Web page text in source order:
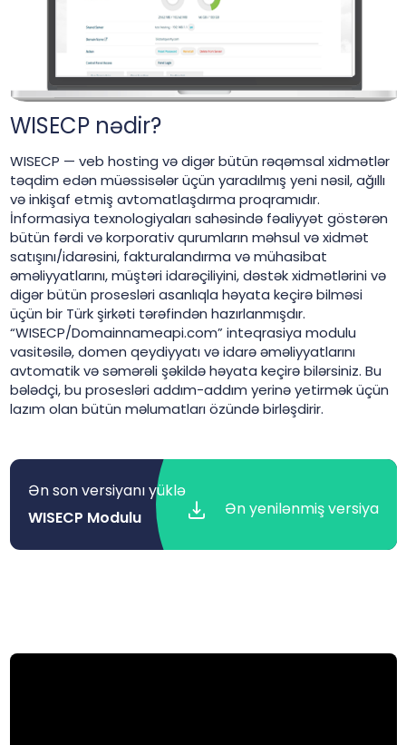
WISECP nədir?
WISECP — veb hosting və digər bütün rəqəmsal xidmətlər
təqdim edən müəssisələr üçün yaradılmış yeni nəsil, ağıllı
və inkişaf etmiş avtomatlaşdırma proqramıdır.
İnformasiya texnologiyaları sahəsində fəaliyyət göstərən
bütün fərdi və korporativ qurumların məhsul və xidmət
satışını/idarəsini, fakturalandırma və mühasibat
əməliyyatlarını, müştəri idarəçiliyini, dəstək xidmətlərini və
digər bütün prosesləri asanlıqla həyata keçirə bilməsi
üçün bir Türk şirkəti tərəfindən hazırlanmışdır.
“WISECP/Domainnameapi.com” inteqrasiya modulu
vasitəsilə, domen qeydiyyatı və idarə əməliyyatlarını
avtomatik və səmərəli şəkildə həyata keçirə bilərsiniz. Bu
bələdçi, bu prosesləri addım-addım yerinə yetirmək üçün
lazım olan bütün məlumatları özündə birləşdirir.
Ən son versiyanı yüklə
WISECP Modulu
Ən yenilənmiş versiya